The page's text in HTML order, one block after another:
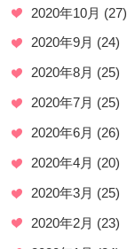
2020年10月 (27)
2020年9月 (24)
2020年8月 (25)
2020年7月 (25)
2020年6月 (26)
2020年4月 (20)
2020年3月 (25)
2020年2月 (23)